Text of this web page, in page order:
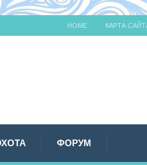
HOME КАРТА
ФОРУМ